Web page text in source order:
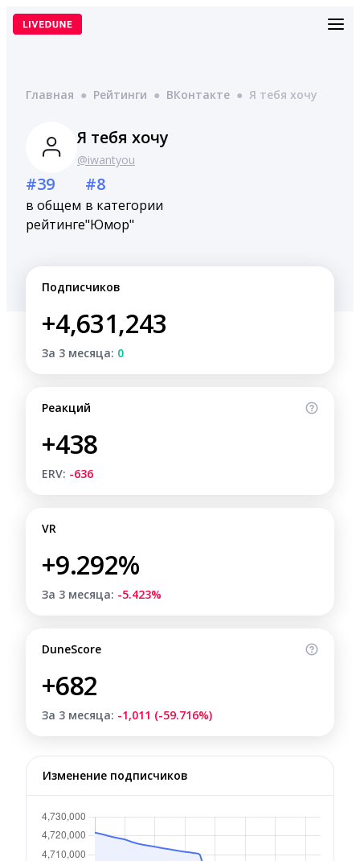
Перейти
Главная ● Рейтинги ● ВКонтакте ● Я тебя хочу
Я тебя хочу
@iwantyou
#39
в общем
рейтинге
#8
в категории
"Юмор"
Подписчиков
+4,631,243
За 3 месяца: 0
Реакций
+438
ERV: -636
VR
+9.292%
За 3 месяца: -5.423%
DuneScore
+682
За 3 месяца: -1,011 (-59.716%)
Изменение подписчиков